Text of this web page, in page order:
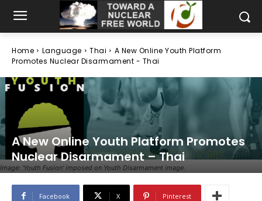
Home Language Thai
A New Online Youth Platform
Promotes Nuclear Disarmament - Thai
Image: 'Youth Fusion' imposed on Youth Disarmament image.
A New Online Youth Platform Promotes
Nuclear Disarmament – Thai
Facebook X Pinterest